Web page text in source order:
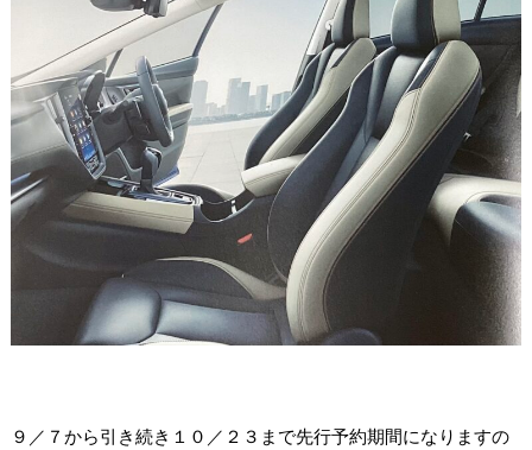
９／７から引き続き１０／２３まで先行予約期間になりますの